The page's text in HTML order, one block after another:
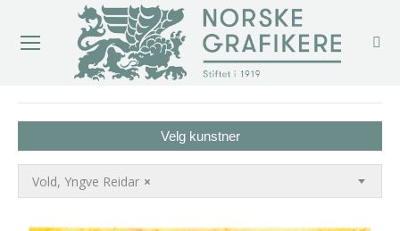
Velg kunstner
×
Vold, Yngve Reidar